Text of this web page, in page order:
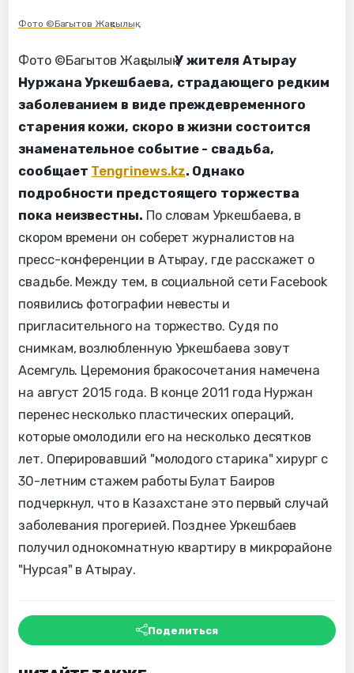
Фото ©Багытов Жақсылық
Фото ©Багытов ЖақсылықУ жителя Атырау
Нуржана Уркешбаева, страдающего редким
заболеванием в виде преждевременного
старения кожи, скоро в жизни состоится
знаменательное событие - свадьба,
сообщает Tengrinews.kz. Однако
подробности предстоящего торжества
пока неизвестны. По словам Уркешбаева, в
скором времени он соберет журналистов на
пресс-конференции в Атырау, где расскажет о
свадьбе. Между тем, в социальной сети Facebook
появились фотографии невесты и
пригласительного на торжество. Судя по
снимкам, возлюбленную Уркешбаева зовут
Асемгуль. Церемония бракосочетания намечена
на август 2015 года. В конце 2011 года Нуржан
перенес несколько пластических операций,
которые омолодили его на несколько десятков
лет. Оперировавший "молодого старика" хирург с
30-летним стажем работы Булат Баиров
подчеркнул, что в Казахстане это первый случай
заболевания прогерией. Позднее Уркешбаев
получил однокомнатную квартиру в микрорайоне
"Нурсая" в Атырау.
Поделиться